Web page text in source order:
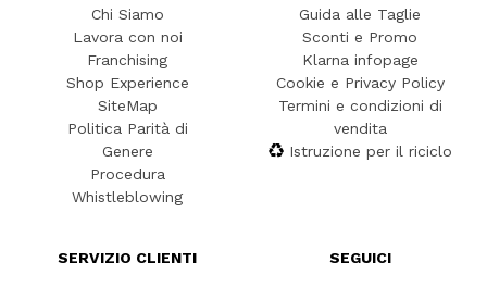
Chi Siamo
Lavora con noi
Franchising
Shop Experience
SiteMap
Politica Parità di
Genere
Procedura
Whistleblowing
Guida alle Taglie
Sconti e Promo
Klarna infopage
Cookie e Privacy Policy
Termini e condizioni di
vendita
Istruzione per il riciclo
SERVIZIO CLIENTI SEGUICI